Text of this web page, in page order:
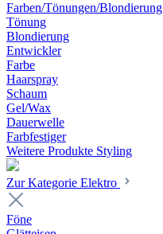
Farben/Tönungen/Blondierung
Tönung
Blondierung
Entwickler
Farbe
Haarspray
Schaum
Gel/Wax
Dauerwelle
Farbfestiger
Weitere Produkte Styling
Zur Kategorie Elektro
Föne